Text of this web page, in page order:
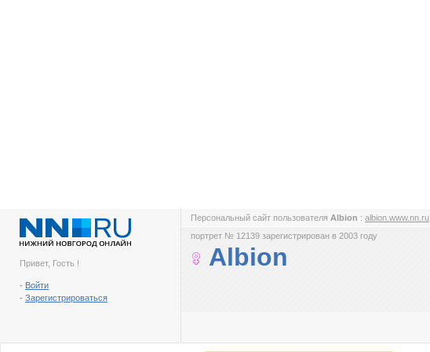
Привет, Гость !
- Войти
- Зарегистрироваться
Персональный сайт пользователя Albion : albion.www.nn.ru
портрет № 12139 зарегистрирован в 2003 году
Albion